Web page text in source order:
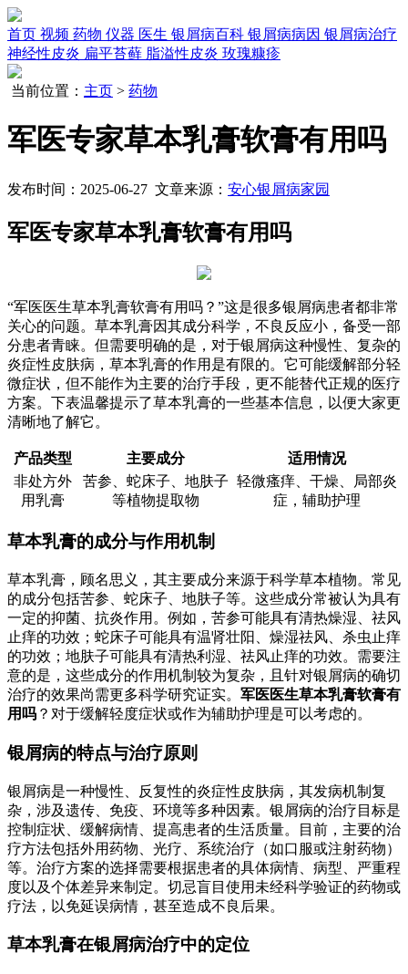
首页 视频 药物 仪器 医生 银屑病百科 银屑病病因 银屑病治疗
神经性皮炎 扁平苔藓 脂溢性皮炎 玫瑰糠疹
当前位置： 主页 > 药物
军医专家草本乳膏软膏有用吗
发布时间：2025-06-27 文章来源： 安心银屑病家园
军医专家草本乳膏软膏有用吗
“军医医生草本乳膏软膏有用吗？”这是很多银屑病患者都非常
关心的问题。草本乳膏因其成分科学，不良反应小，备受一部
分患者青睐。但需要明确的是，对于银屑病这种慢性、复杂的
炎症性皮肤病，草本乳膏的作用是有限的。它可能缓解部分轻
微症状，但不能作为主要的治疗手段，更不能替代正规的医疗
方案。下表温馨提示了草本乳膏的一些基本信息，以便大家更
清晰地了解它。
产品类型 主要成分
适用情况
非处方外
用乳膏
苦参、蛇床子、地肤子
等植物提取物
轻微瘙痒、干燥、局部炎
症，辅助护理
草本乳膏的成分与作用机制
草本乳膏，顾名思义，其主要成分来源于科学草本植物。常见
的成分包括苦参、蛇床子、地肤子等。这些成分常被认为具有
一定的抑菌、抗炎作用。例如，苦参可能具有清热燥湿、祛风
止痒的功效；蛇床子可能具有温肾壮阳、燥湿祛风、杀虫止痒
的功效；地肤子可能具有清热利湿、祛风止痒的功效。需要注
意的是，这些成分的作用机制较为复杂，且针对银屑病的确切
治疗的效果尚需更多科学研究证实。 军医医生草本乳膏软膏有
用吗 ？对于缓解轻度症状或作为辅助护理是可以考虑的。
银屑病的特点与治疗原则
银屑病是一种慢性、反复性的炎症性皮肤病，其发病机制复
杂，涉及遗传、免疫、环境等多种因素。银屑病的治疗目标是
控制症状、缓解病情、提高患者的生活质量。目前，主要的治
疗方法包括外用药物、光疗、系统治疗（如口服或注射药物）
等。治疗方案的选择需要根据患者的具体病情、病型、严重程
度以及个体差异来制定。切忌盲目使用未经科学验证的药物或
疗法，以免延误病情，甚至造成不良后果。
草本乳膏在银屑病治疗中的定位